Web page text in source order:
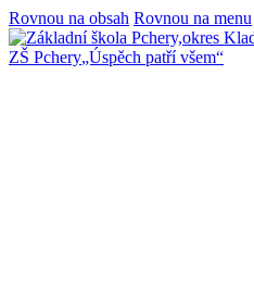
Rovnou na obsah Rovnou na menu
ZŠ Pchery„Úspěch patří všem“